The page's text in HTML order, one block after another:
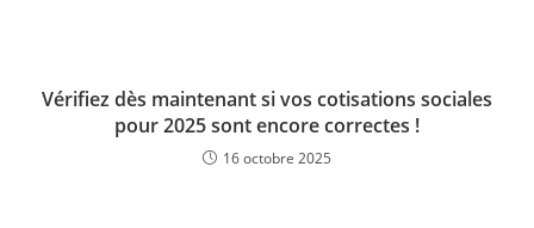
Vérifiez dès maintenant si vos cotisations sociales
pour 2025 sont encore correctes !
16 octobre 2025